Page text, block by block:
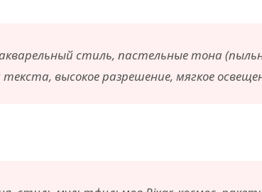
стиль, пастельные тона
высокое разрешение, мягкое